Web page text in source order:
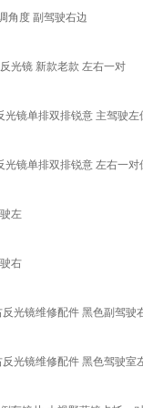
角度 副驾驶右边
光镜 新款老款 左右一对
镜单排双排锐意 主驾驶左
镜单排双排锐意 左右一对
左
右
光镜维修配件 黑色副驾驶
光镜维修配件 黑色驾驶室